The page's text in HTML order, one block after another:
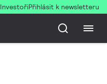
InvestořiPřihlásit k newsletteru